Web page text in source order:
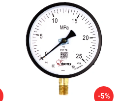
-5%